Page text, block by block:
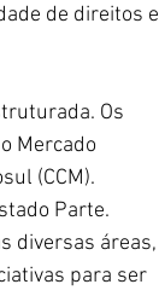
de direitos e
Os
Mercado
(CCM).
Parte.
diversas áreas,
para ser